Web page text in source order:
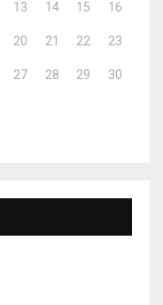
13 14 15 16
20 21 22 23
27 28 29 30